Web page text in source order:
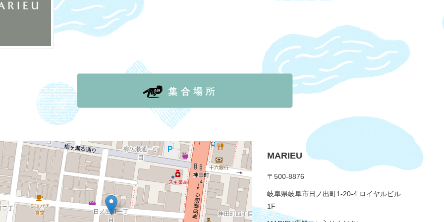
MARIEU
〒500-8876
岐阜県岐阜市日ノ出町1-20-4 ロイヤルビル
1F